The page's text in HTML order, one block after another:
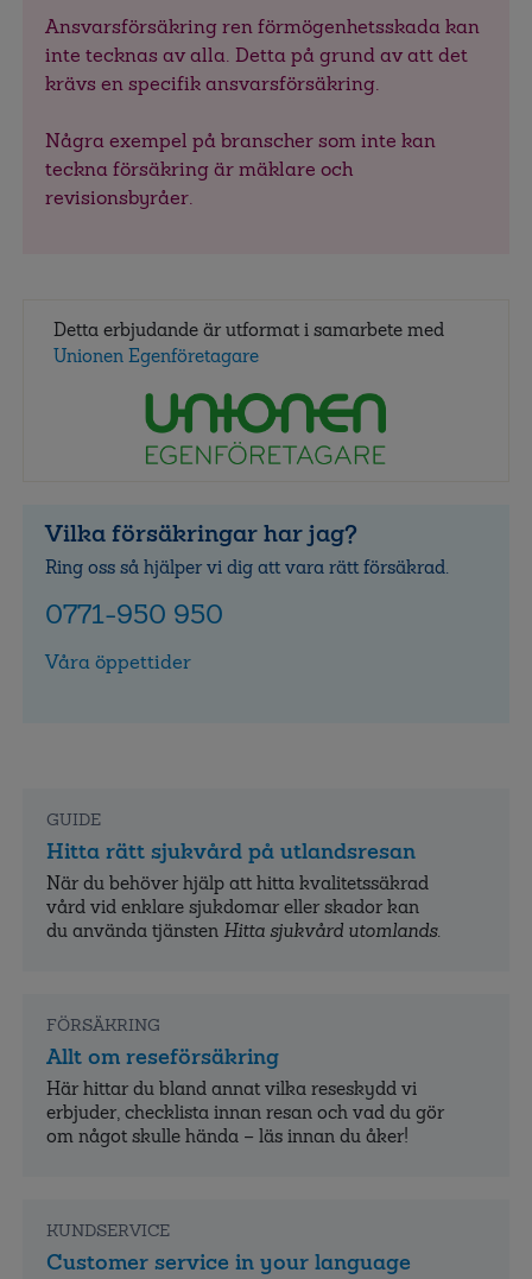
Ansvarsförsäkring ren förmögenhetsskada kan
inte tecknas av alla. Detta på grund av att det
krävs en specifik ansvarsförsäkring.
Några exempel på branscher som inte kan
teckna försäkring är mäklare och
revisionsbyråer.
Detta erbjudande är utformat i samarbete med
Unionen Egenföretagare
Vilka försäkringar har jag?
Ring oss så hjälper vi dig att vara rätt försäkrad.
0771-950 950
Våra öppettider
GUIDE
Hitta rätt sjukvård på utlandsresan
När du behöver hjälp att hitta kvalitets­säkrad
vård vid enklare sjukdomar eller skador kan
du använda tjänsten Hitta sjukvård utomlands.
FÖRSÄKRING
Allt om reseförsäkring
Här hittar du bland annat vilka reseskydd vi
erbjuder, checklista innan resan och vad du gör
om något skulle hända – läs innan du åker!
KUNDSERVICE
Customer service in your language